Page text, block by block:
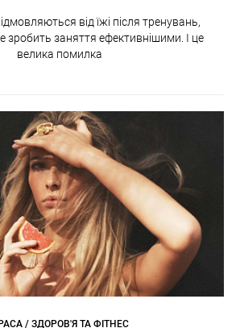
від їжі після тренувань,
заняття ефективнішими. І це
велика помилка
/ ЗДОРОВ'Я ТА ФІТНЕС